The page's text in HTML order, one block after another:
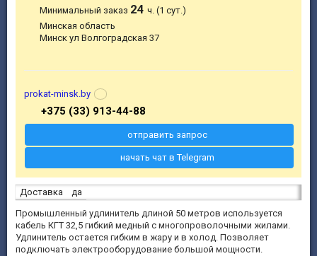
Доставка
да
Промышленный удлинитель длиной 50 метров используется
кабель КГТ 32,5 гибкий медный с многопроволочными жилами.
Удлинитель остается гибким в жару и в холод. Позволяет
подключать электрооборудование большой мощности.
Минимальный заказ 24ч. (1 сут.)
Минская область
Минск ул Волгоградская 37
prokat-minsk.by
+375 (33) 913-44-88
отправить запрос
начать чат в Telegram